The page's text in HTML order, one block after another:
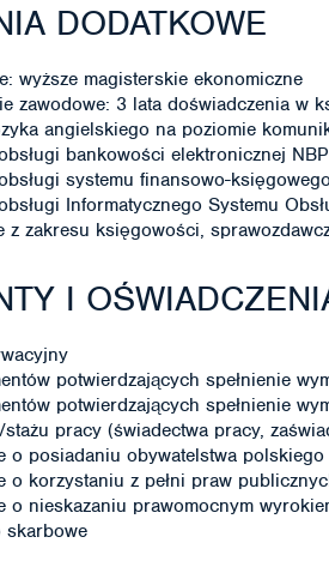
DODATKOWE
wyższe magisterskie ekonomiczne
zawodowe: 3 lata doświadczenia w
angielskiego na poziomie
bankowości elektronicznej NBP
systemu finansowo-
Informatycznego Systemu
z zakresu księgowości,
I
potwierdzających spełnienie
potwierdzających spełnienie
pracy (świadectwa pracy,
o posiadaniu obywatelstwa polskiego
o korzystaniu z pełni praw
o nieskazaniu prawomocnym
skarbowe